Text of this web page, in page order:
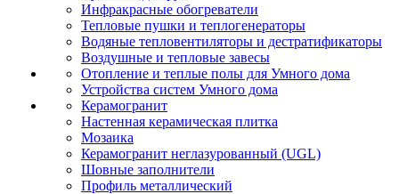
Инфракрасные обогреватели
Тепловые пушки и теплогенераторы
Водяные тепловентиляторы и дестратификаторы
Воздушные и тепловые завесы
Отопление и теплые полы для Умного дома
Устройства систем Умного дома
Керамогранит
Настенная керамическая плитка
Мозаика
Керамогранит неглазурованный (UGL)
Шовные заполнители
Профиль металлический